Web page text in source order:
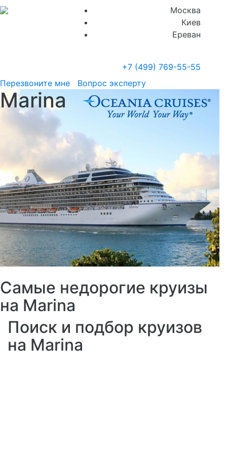
Москва
Киев
Ереван
+7 (499) 769-55-55
Перезвоните мне
Вопрос эксперту
Marina
Самые недорогие круизы
на Marina
Поиск и подбор круизов
на Marina